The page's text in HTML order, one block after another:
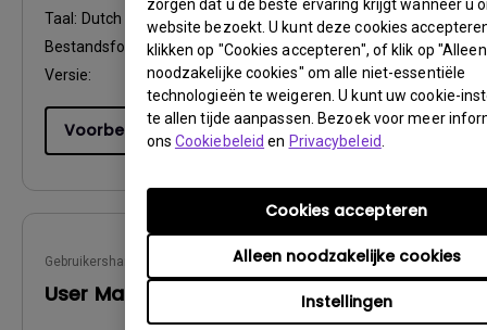
zorgen dat u de beste ervaring krijgt wanneer u
website bezoekt. U kunt deze cookies
klikken op "Cookies accepteren", of klik op "Alleen
noodzakelijke cookies" om alle niet-essentiële
technologieën te weigeren. U kunt uw cookie-
te allen tijde aanpassen. Bezoek voor meer
ons Cookiebeleid en Privacybeleid
Instellingen
Alleen noodzakelijke cookies
Cookies accepteren
Taal: Dutch
Bestandsformaat:2.39 MB
Versie:
Voorbeeld
Gebruikershandleiding
User Manual